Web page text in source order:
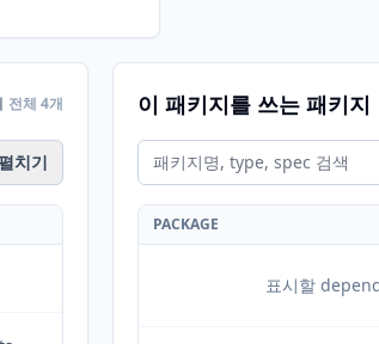
전체 4개
치기
이 패키지를 쓰는 패키지
PACKAGE
표시할